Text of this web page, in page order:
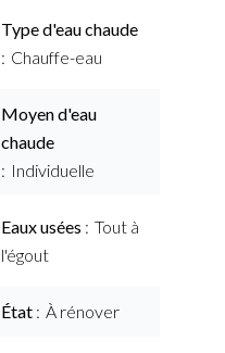
Type d'eau chaude
Chauffe-eau
Moyen d'eau
chaude
Individuelle
Eaux usées
Tout à
l'égout
État À rénover